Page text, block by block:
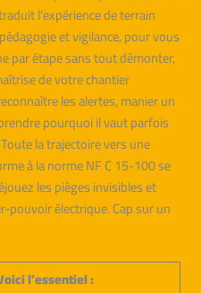
l’expérience de terrain
et vigilance, pour vous
par étape sans tout démonter,
de votre chantier
les alertes, manier un
pourquoi il vaut parfois
la trajectoire vers une
à la norme NF C 15-100 se
les pièges invisibles et
électrique. Cap sur un
l’essentiel :